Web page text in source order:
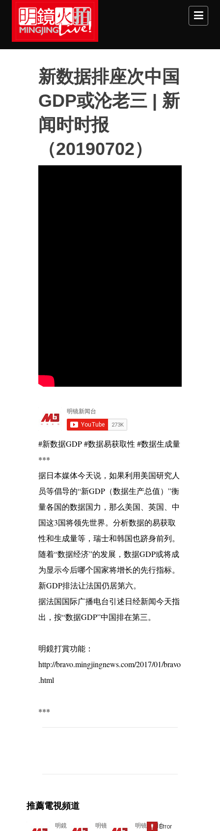
Skip to main content
新数据排座次中国
GDP或沦老三 | 新
闻时时报
（20190702）
#新数据GDP #数据易获取性 #数据生成量
***
据日本媒体今天说，如果利用美国研究人
员等倡导的“新GDP（数据生产总值）”衡
量各国的数据国力，那么美国、英国、中
国这3国将领先世界。分析数据的易获取
性和生成量等，瑞士和韩国也跻身前列。
随着“数据经济”的发展，数据GDP或将成
为显示今后哪个国家将增长的先行指标。
新GDP排法让法国仍居第六。
据法国国际广播电台引述日经新闻今天指
出，按“数据GDP”中国排在第三。
明鏡打賞功能：
http://bravo.mingjingnews.com/2017/01/bravo
.html
***
n
t
推薦電視頻道